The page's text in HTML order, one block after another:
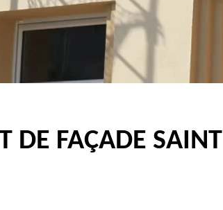
DE FAÇADE SAINT